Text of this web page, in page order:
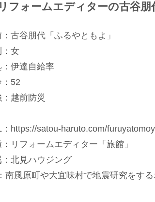
リフォームエディターの古谷
古谷朋代「ふるやともよ」
：女
：伊達自給率
52
越前防災
：https://satou-haruto.com/
リフォームエディター「旅館」
：北見ハウジング
南風原町や大宜味村で地震研究をす